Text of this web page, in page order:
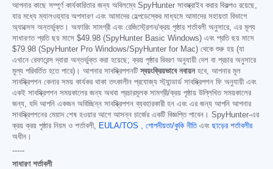
আপনার কাছে সম্পূর্ণ কার্যকারিতার জন্য অবিলম্বে SpyHunter সাবস্ক্রাইব করার বিকল্পও রয়েছে,
যার মধ্যে ম্যালওয়্যার অপসারণ এবং আমাদের হেল্পডেস্কের মাধ্যমে আমাদের সহায়তা বিভাগে
অ্যাক্সেস অন্তর্ভুক্ত। অফারিং সামগ্রী এবং রেজিস্ট্রেশন/ক্রয় পৃষ্ঠার শর্তাবলী অনুসারে, এর মূল্য
সাধারণত প্রতি ছয় মাসে $49.98 (SpyHunter Basic Windows) এবং প্রতি ছয় মাসে
$79.98 (SpyHunter Pro Windows/SpyHunter for Mac) থেকে শুরু হয় (যা
এখানে রেফারেন্স দ্বারা অন্তর্ভুক্ত করা হয়েছে; ক্রয় পৃষ্ঠার বিবরণ অনুযায়ী দেশ বা প্রচার অনুসারে
মূল্য পরিবর্তিত হতে পারে)। আপনার সাবস্ক্রিপশনটিস্বয়ংক্রিয়ভাবে নবায়নহবে, আপনার মূল
সাবস্ক্রিপশন কেনার সময় কার্যকর থাকা তৎকালীন প্রযোজ্য স্ট্যান্ডার্ড সাবস্ক্রিপশন ফি অনুযায়ী এবং
একই সাবস্ক্রিপশন সময়কালের জন্য অথবা প্রচারমূলক সামগ্রী/ক্রয় পৃষ্ঠায় উল্লিখিত সময়কালের
জন্য, যদি আপনি একজন অবিচ্ছিন্ন সাবস্ক্রিপশন ব্যবহারকারী হন এবং এর জন্য আপনি আপনার
সাবস্ক্রিপশনের মেয়াদ শেষ হওয়ার আগে আসন্ন চার্জের একটি বিজ্ঞপ্তি পাবেন। SpyHunter-এর
ক্রয় ক্রয় পৃষ্ঠার নিয়ম ও শর্তাবলী, EULA/TOS , গোপনীয়তা/কুকি নীতিএবং ছাড়ের শর্তাবলীর
অধীন।
-----
সাধারণ শর্তাবলী